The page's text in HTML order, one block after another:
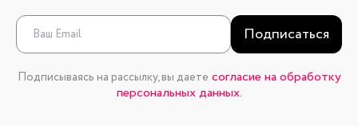
Подписаться
Подписываясь на рассылку, вы даете согласие на обработку
персональных данных.